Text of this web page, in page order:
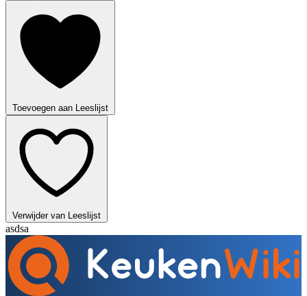
Toevoegen aan Leeslijst
Verwijder van Leeslijst
asdsa